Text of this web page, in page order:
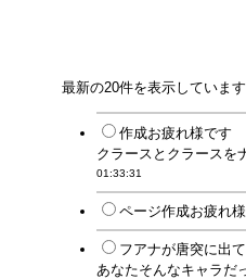
最新の20件を表示しています
作成お疲れ様です
クラースとクラースを
01:33:31
ページ作成お疲れ
フアナが唐突に出
あなたそんなキャラだ